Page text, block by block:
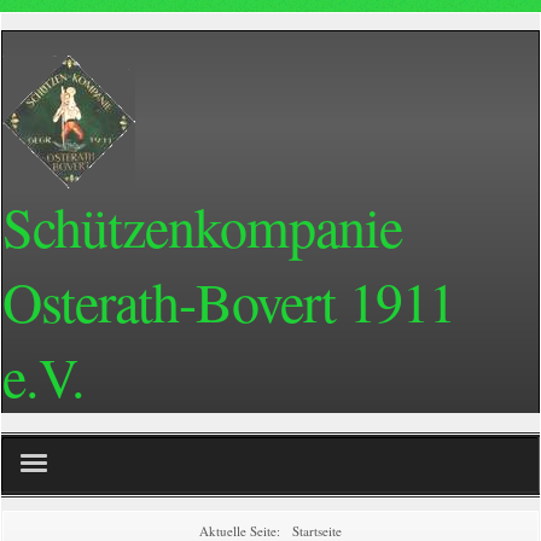
Schützenkompanie
Osterath-Bovert 1911
e.V.
Aktuelle Seite: Startseite